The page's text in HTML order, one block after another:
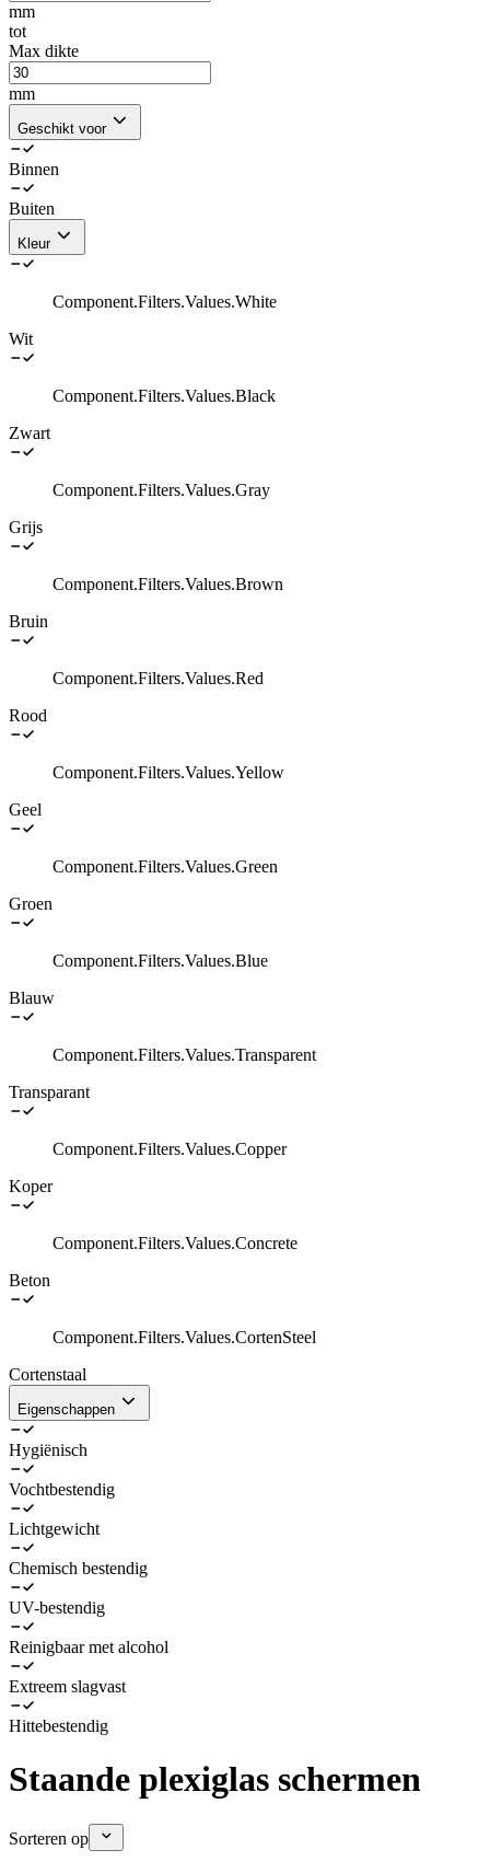
mm
tot
Max dikte
mm
Geschikt voor
Binnen
Buiten
Kleur
Component.Filters.Values.White
Wit
Component.Filters.Values.Black
Zwart
Component.Filters.Values.Gray
Grijs
Component.Filters.Values.Brown
Bruin
Component.Filters.Values.Red
Rood
Component.Filters.Values.Yellow
Geel
Component.Filters.Values.Green
Groen
Component.Filters.Values.Blue
Blauw
Component.Filters.Values.Transparent
Transparant
Component.Filters.Values.Copper
Koper
Component.Filters.Values.Concrete
Beton
Component.Filters.Values.CortenSteel
Cortenstaal
Eigenschappen
Hygiënisch
Vochtbestendig
Lichtgewicht
Chemisch bestendig
UV-bestendig
Reinigbaar met alcohol
Extreem slagvast
Hittebestendig
Staande plexiglas schermen
Sorteren op